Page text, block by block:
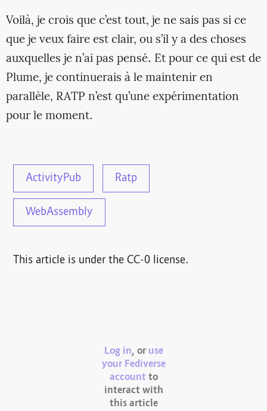
Voilà, je crois que c’est tout, je ne sais pas si ce
que je veux faire est clair, ou s’il y a des choses
auxquelles je n’ai pas pensé. Et pour ce qui est de
Plume, je continuerais à le maintenir en
parallèle, RATP n’est qu’une expérimentation
pour le moment.
ActivityPub Ratp
WebAssembly
This article is under the CC-0 license.
Log in, or use
your Fediverse
account to
interact with
this article